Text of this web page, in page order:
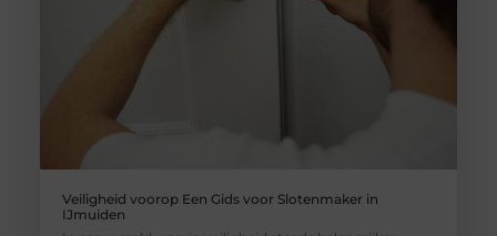
Veiligheid voorop Een Gids voor Slotenmaker in
IJmuiden